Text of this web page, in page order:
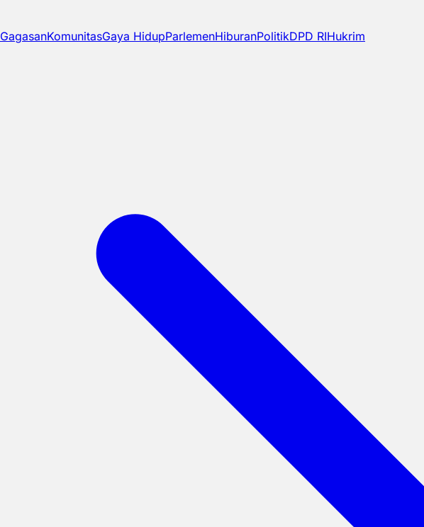
GagasanKomunitasGaya HidupParlemenHiburanPolitikDPD RIHukrim